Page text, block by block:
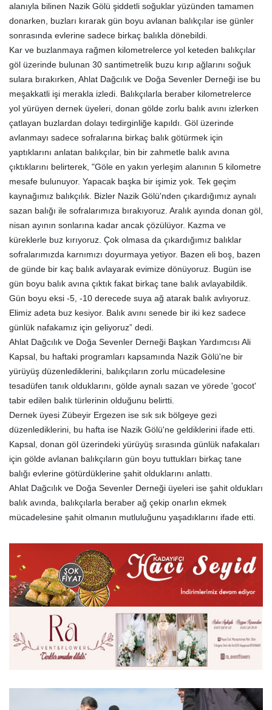
alanıyla bilinen Nazik Gölü şiddetli soğuklar yüzünden tamamen
donarken, buzları kırarak gün boyu avlanan balıkçılar ise günler
sonrasında evlerine sadece birkaç balıkla dönebildi.
Kar ve buzlanmaya rağmen kilometrelerce yol keteden balıkçılar
göl üzerinde bulunan 30 santimetrelik buzu kırıp ağlarını soğuk
sulara bırakırken, Ahlat Dağcılık ve Doğa Sevenler Derneği ise bu
meşakkatli işi merakla izledi. Balıkçılarla beraber kilometrelerce
yol yürüyen dernek üyeleri, donan gölde zorlu balık avını izlerken
çatlayan buzlardan dolayı tedirginliğe kapıldı. Göl üzerinde
avlanmayı sadece sofralarına birkaç balık götürmek için
yaptıklarını anlatan balıkçılar, bin bir zahmetle balık avına
çıktıklarını belirterek, "Göle en yakın yerleşim alanının 5 kilometre
mesafe bulunuyor. Yapacak başka bir işimiz yok. Tek geçim
kaynağımız balıkçılık. Bizler Nazik Gölü'nden çıkardığımız aynalı
sazan balığı ile sofralarımıza bırakıyoruz. Aralık ayında donan göl,
nisan ayının sonlarına kadar ancak çözülüyor. Kazma ve
küreklerle buz kırıyoruz. Çok olmasa da çıkardığımız balıklar
sofralarımızda karnımızı doyurmaya yetiyor. Bazen eli boş, bazen
de günde bir kaç balık avlayarak evimize dönüyoruz. Bugün ise
gün boyu balık avına çıktık fakat birkaç tane balık avlayabildik.
Gün boyu eksi -5, -10 derecede suya ağ atarak balık avlıyoruz.
Elimiz adeta buz kesiyor. Balık avını senede bir iki kez sadece
günlük nafakamız için geliyoruz” dedi.
Ahlat Dağcılık ve Doğa Sevenler Derneği Başkan Yardımcısı Ali
Kapsal, bu haftaki programları kapsamında Nazik Gölü'ne bir
yürüyüş düzenlediklerini, balıkçıların zorlu mücadelesine
tesadüfen tanık olduklarını, gölde aynalı sazan ve yörede 'gocot'
tabir edilen balık türlerinin olduğunu belirtti.
Dernek üyesi Zübeyir Ergezen ise sık sık bölgeye gezi
düzenlediklerini, bu hafta ise Nazik Gölü'ne geldiklerini ifade etti.
Kapsal, donan göl üzerindeki yürüyüş sırasında günlük nafakaları
için gölde avlanan balıkçıların gün boyu tuttukları birkaç tane
balığı evlerine götürdüklerine şahit olduklarını anlattı.
Ahlat Dağcılık ve Doğa Sevenler Derneği üyeleri ise şahit oldukları
balık avında, balıkçılarla beraber ağ çekip onarlın ekmek
mücadelesine şahit olmanın mutluluğunu yaşadıklarını ifade etti.